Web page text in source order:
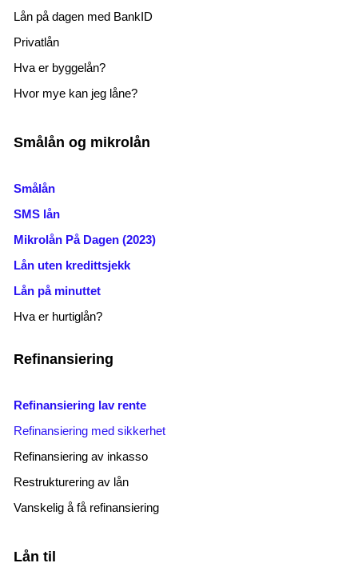
Lån på dagen med BankID
Privatlån
Hva er byggelån?
Hvor mye kan jeg låne?
Smålån og mikrolån
Smålån
SMS lån
Mikrolån På Dagen (2023)
Lån uten kredittsjekk
Lån på minuttet
Hva er hurtiglån?
Refinansiering
Refinansiering lav rente
Refinansiering med sikkerhet
Refinansiering av inkasso
Restrukturering av lån
Vanskelig å få refinansiering
Lån til